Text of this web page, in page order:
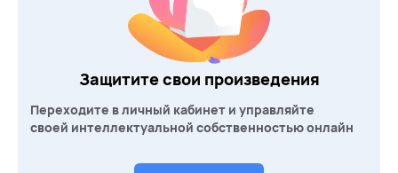
Защитите свои произведения
Переходите в личный кабинет и управляйте
своей интеллектуальной собственностью онлайн